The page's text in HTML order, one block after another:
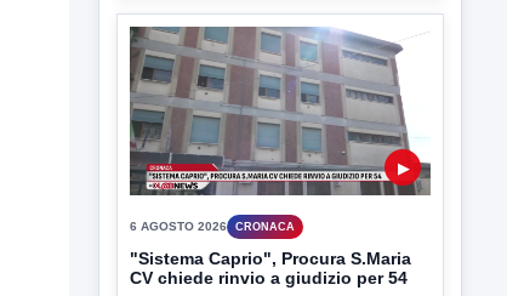
▶
6 AGOSTO 2026 CRONACA
"Sistema Caprio", Procura S.Maria
CV chiede rinvio a giudizio per 54